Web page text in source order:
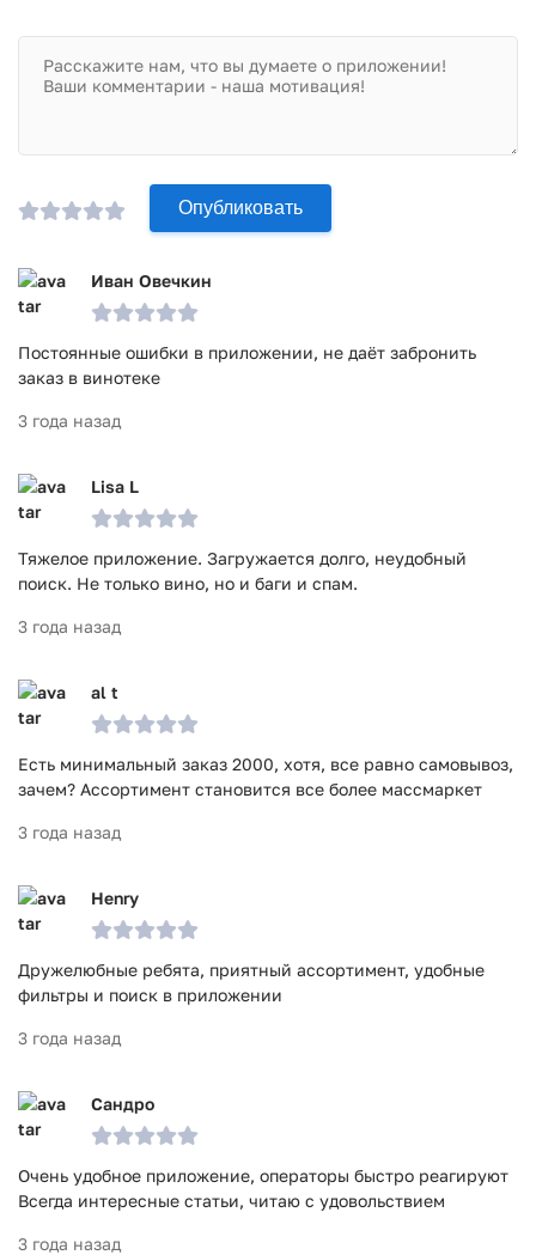
Опубликовать
Иван Овечкин
Постоянные ошибки в приложении, не даёт забронить
заказ в винотеке
3 года назад
Lisa L
Тяжелое приложение. Загружается долго, неудобный
поиск. Не только вино, но и баги и спам.
3 года назад
al t
Есть минимальный заказ 2000, хотя, все равно самовывоз,
зачем? Ассортимент становится все более массмаркет
3 года назад
Henry
Дружелюбные ребята, приятный ассортимент, удобные
фильтры и поиск в приложении
3 года назад
Сандро
Очень удобное приложение, операторы быстро реагируют
Всегда интересные статьи, читаю с удовольствием
3 года назад